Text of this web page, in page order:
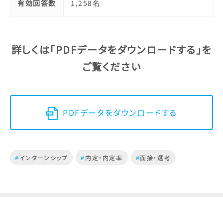
有効回答数 1,258名
詳しくは「PDFデータをダウンロードする」を
ご覧ください
PDFデータをダウンロードする
#インターンシップ #内定・内定率 #面接・選考